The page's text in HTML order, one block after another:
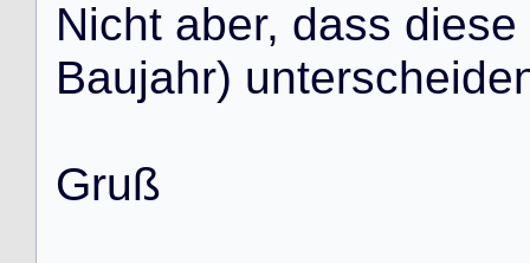
Nicht aber, dass diese
Baujahr) unterscheide
Gruß